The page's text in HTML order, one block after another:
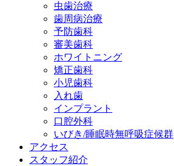
虫歯治療
歯周病治療
予防歯科
審美歯科
ホワイトニング
矯正歯科
小児歯科
入れ歯
インプラント
口腔外科
いびき/睡眠時無呼吸症候群
アクセス
スタッフ紹介